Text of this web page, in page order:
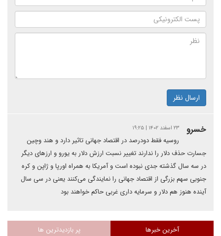
ارسال نظر
خسرو ۲۳ اسفند ۱۴۰۲ | ۱۹:۲۵
روسیه فقط دودرصد در اقتصاد جهانی تاثیر دارد و هند وچین
جسارت حذف دلار را ندارند تغییر نسبت ارزش دلار به یورو و ارزهای دیگر
در سه سال گذشته جدی نبوده است و آمریکا به همراه اورپا و ژاپن و کره
جنوبی سهم بزرگی از اقتصاد جهانی را نمایندگی می‌کنند یعنی در سی سال
آینده هنوز هم دلار و سرمایه داری غربی حاکم خواهند بود
آخرین خبرها پر بازدیدترین ها